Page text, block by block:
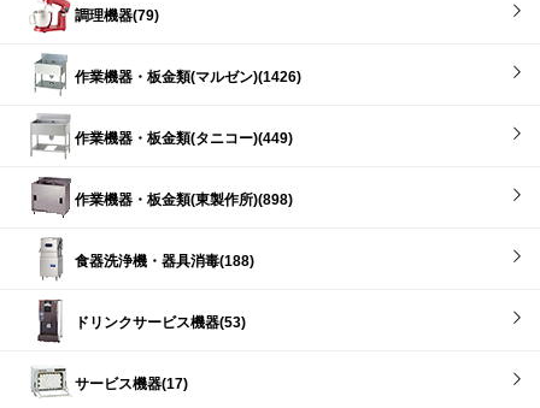
調理機器(79)
作業機器・板金類(マルゼン)(1426)
作業機器・板金類(タニコー)(449)
作業機器・板金類(東製作所)(898)
食器洗浄機・器具消毒(188)
ドリンクサービス機器(53)
サービス機器(17)